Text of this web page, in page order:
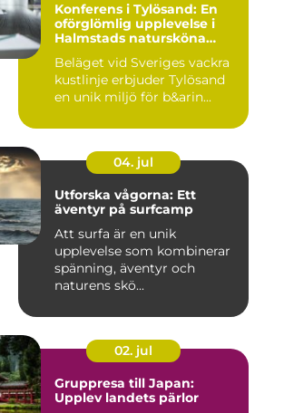
Konferens i Tylösand: En
oförglömlig upplevelse i
Halmstads natursköna
Beläget vid Sveriges vackra
kustlinje erbjuder Tylösand
en unik miljö för b&arin...
04. jul
Utforska vågorna: Ett
äventyr på surfcamp
Att surfa är en unik
upplevelse som kombinerar
spänning, äventyr och
naturens skö...
02. jul
Gruppresa till Japan:
Upplev landets pärlor